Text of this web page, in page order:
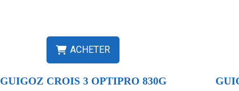
ACHETER
GUIGOZ CROIS 3 OPTIPRO 830G